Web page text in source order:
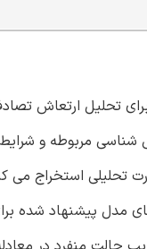
تحلیل ارتعاش
شناسی مربوطه و
استخراج می
مدل پیشنهاد شده